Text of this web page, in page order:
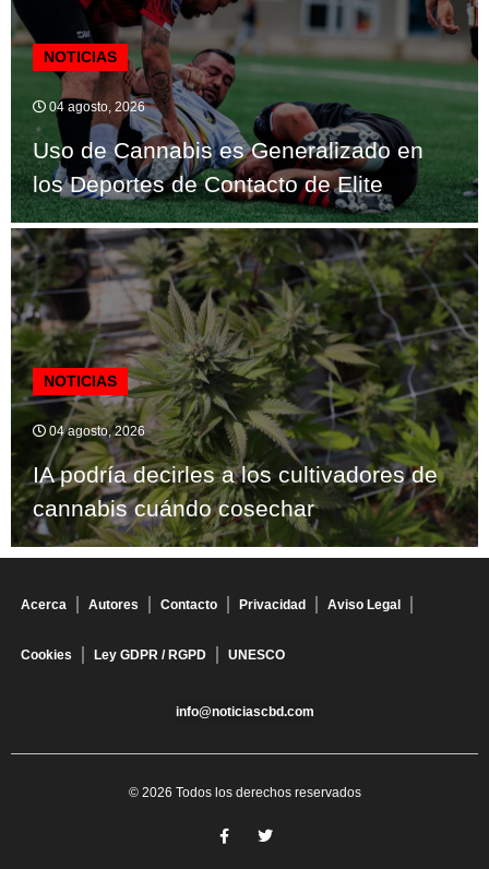
NOTICIAS
04 agosto, 2026
Uso de Cannabis es Generalizado en
los Deportes de Contacto de Elite
NOTICIAS
04 agosto, 2026
IA podría decirles a los cultivadores de
cannabis cuándo cosechar
Acerca Autores Contacto Privacidad Aviso Legal
Cookies Ley GDPR / RGPD UNESCO
info@noticiascbd.com
© 2026 Todos los derechos reservados